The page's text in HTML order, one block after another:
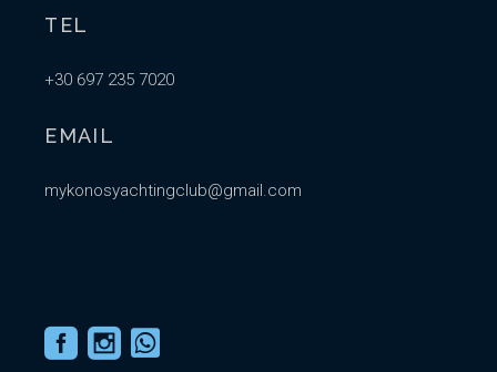
TEL
+30 697 235 7020
EMAIL
mykonosyachtingclub@gmail.com